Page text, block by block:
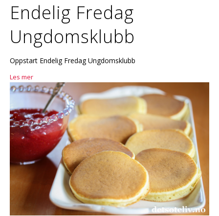
Endelig Fredag
Ungdomsklubb
Oppstart Endelig Fredag Ungdomsklubb
Les mer